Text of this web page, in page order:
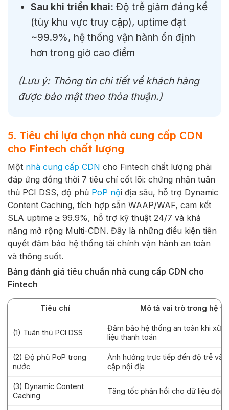
Sau khi triển khai: Độ trễ giảm đáng kể
(tùy khu vực truy cập), uptime đạt
~99.9%, hệ thống vận hành ổn định
hơn trong giờ cao điểm
(Lưu ý: Thông tin chi tiết về khách hàng
được bảo mật theo thỏa thuận.)
5. Tiêu chí lựa chọn nhà cung cấp CDN
cho Fintech chất lượng
Một nhà cung cấp CDN cho Fintech chất lượng phải
đáp ứng đồng thời 7 tiêu chí cốt lõi: chứng nhận tuân
thủ PCI DSS, độ phủ PoP nội địa sâu, hỗ trợ Dynamic
Content Caching, tích hợp sẵn WAAP/WAF, cam kết
SLA uptime ≥ 99.9%, hỗ trợ kỹ thuật 24/7 và khả
năng mở rộng Multi-CDN. Đây là những điều kiện tiên
quyết đảm bảo hệ thống tài chính vận hành an toàn
và thông suốt.
Bảng đánh giá tiêu chuẩn nhà cung cấp CDN cho
Fintech
Tiêu chí Mô tả vai trò trong hệ
(1) Tuân thủ PCI DSS
Đảm bảo hệ thống an toàn khi xử
liệu thanh toán
(2) Độ phủ PoP trong
nước
Ảnh hưởng trực tiếp đến độ trễ và
cập nội địa
(3) Dynamic Content
Caching
Tăng tốc phản hồi cho dữ liệu